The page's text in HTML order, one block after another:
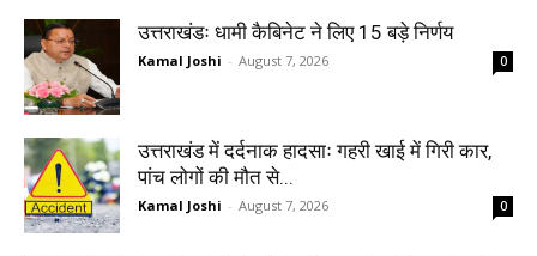
उत्तराखंडः धामी कैबिनेट ने लिए 15 बड़े निर्णय
Kamal Joshi - August 7, 2026 0
उत्तराखंड में दर्दनाक हादसाः गहरी खाई में गिरी कार,
पांच लोगों की मौत से...
Kamal Joshi - August 7, 2026 0